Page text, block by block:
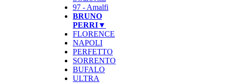
97 - Amalfi
BRUNO
PERRI▼
FLORENCE
NAPOLI
PERFETTO
SORRENTO
BUFALO
ULTRA